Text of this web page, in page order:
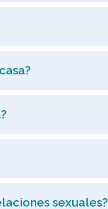
sexuales?